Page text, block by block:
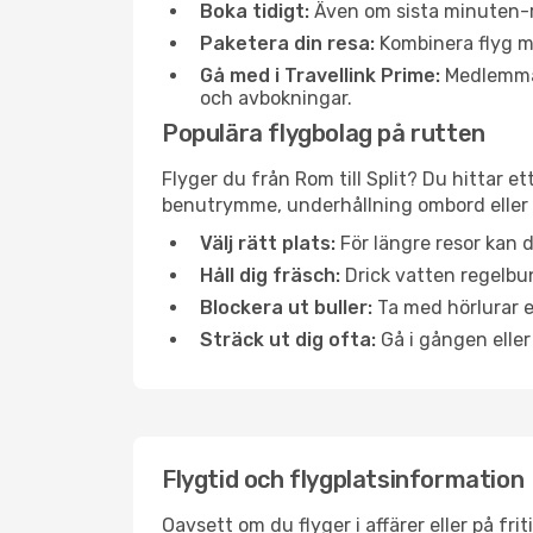
Boka tidigt: Även om sista
Paketera din resa: Kombinera flyg
Gå med i Travellink Prime:
och avbokningar.
Populära flygbolag på rutten
Flyger du från Rom till Split? Du hittar
benutrymme, underhållning ombord
Välj rätt plats: För längre resor kan
Håll dig fräsch: Drick vatten
Blockera ut buller: Ta med hörlurar
Sträck ut dig ofta: Gå i gången
Flygtid och flygplatsinformation
Oavsett om du flyger i affärer eller på